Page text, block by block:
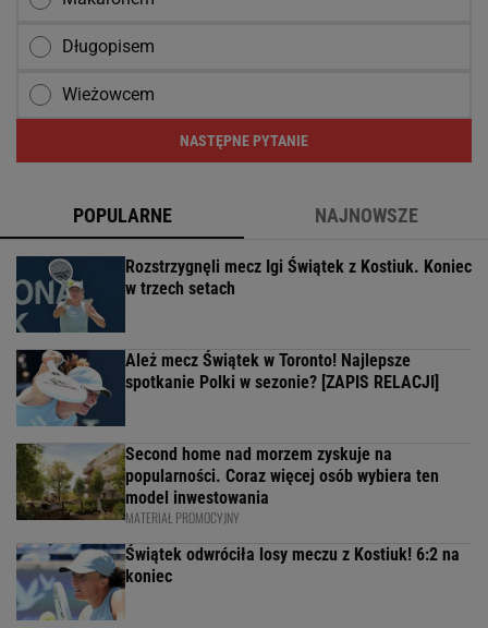
Długopisem
Wieżowcem
NASTĘPNE PYTANIE
POPULARNE NAJNOWSZE
Rozstrzygnęli mecz Igi Świątek z Kostiuk. Koniec
w trzech setach
Ależ mecz Świątek w Toronto! Najlepsze
spotkanie Polki w sezonie? [ZAPIS RELACJI]
Second home nad morzem zyskuje na
popularności. Coraz więcej osób wybiera ten
model inwestowania
MATERIAŁ PROMOCYJNY
Świątek odwróciła losy meczu z Kostiuk! 6:2 na
koniec